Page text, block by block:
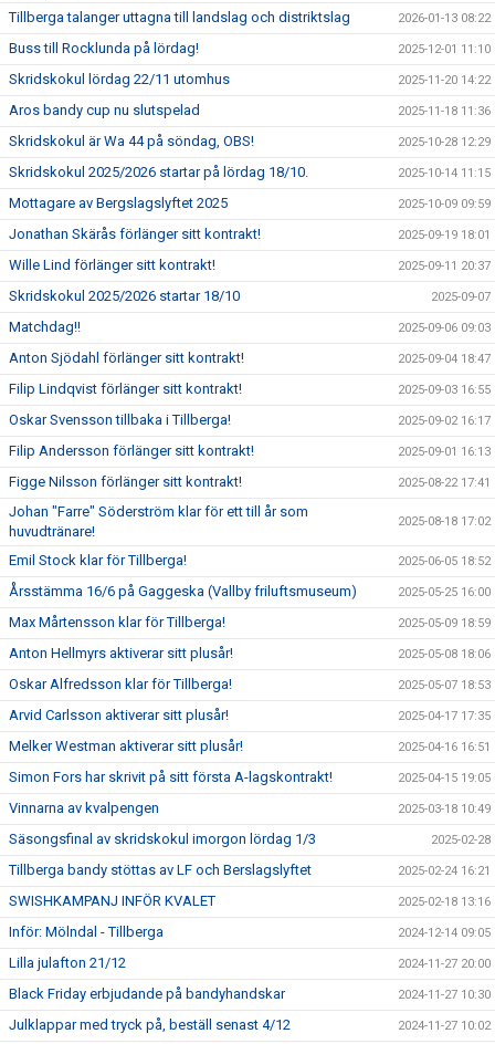
Tillberga talanger uttagna till landslag och distriktslag 2026-01-13 08:22
Buss till Rocklunda på lördag! 2025-12-01 11:10
Skridskokul lördag 22/11 utomhus 2025-11-20 14:22
Aros bandy cup nu slutspelad 2025-11-18 11:36
Skridskokul är Wa 44 på söndag, OBS! 2025-10-28 12:29
Skridskokul 2025/2026 startar på lördag 18/10. 2025-10-14 11:15
Mottagare av Bergslagslyftet 2025 2025-10-09 09:59
Jonathan Skärås förlänger sitt kontrakt! 2025-09-19 18:01
Wille Lind förlänger sitt kontrakt! 2025-09-11 20:37
Skridskokul 2025/2026 startar 18/10 2025-09-07
Matchdag!! 2025-09-06 09:03
Anton Sjödahl förlänger sitt kontrakt! 2025-09-04 18:47
Filip Lindqvist förlänger sitt kontrakt! 2025-09-03 16:55
Oskar Svensson tillbaka i Tillberga! 2025-09-02 16:17
Filip Andersson förlänger sitt kontrakt! 2025-09-01 16:13
Figge Nilsson förlänger sitt kontrakt! 2025-08-22 17:41
Johan "Farre" Söderström klar för ett till år som
huvudtränare!
2025-08-18 17:02
Emil Stock klar för Tillberga! 2025-06-05 18:52
Årsstämma 16/6 på Gaggeska (Vallby friluftsmuseum) 2025-05-25 16:00
Max Mårtensson klar för Tillberga! 2025-05-09 18:59
Anton Hellmyrs aktiverar sitt plusår! 2025-05-08 18:06
Oskar Alfredsson klar för Tillberga! 2025-05-07 18:53
Arvid Carlsson aktiverar sitt plusår! 2025-04-17 17:35
Melker Westman aktiverar sitt plusår! 2025-04-16 16:51
Simon Fors har skrivit på sitt första A-lagskontrakt! 2025-04-15 19:05
Vinnarna av kvalpengen 2025-03-18 10:49
Säsongsfinal av skridskokul imorgon lördag 1/3 2025-02-28
Tillberga bandy stöttas av LF och Berslagslyftet 2025-02-24 16:21
SWISHKAMPANJ INFÖR KVALET 2025-02-18 13:16
Inför: Mölndal - Tillberga 2024-12-14 09:05
Lilla julafton 21/12 2024-11-27 20:00
Black Friday erbjudande på bandyhandskar 2024-11-27 10:30
Julklappar med tryck på, beställ senast 4/12 2024-11-27 10:02